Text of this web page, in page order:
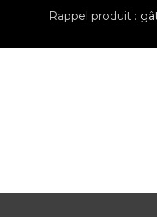
Rappel produit :